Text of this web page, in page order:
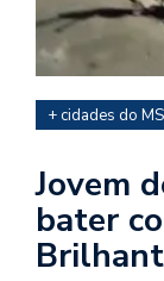
+ cidades do MS
Jovem
bater